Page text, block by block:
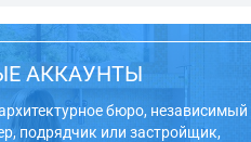
АККАУНТЫ
бюро, независимый
подрядчик или застройщик,